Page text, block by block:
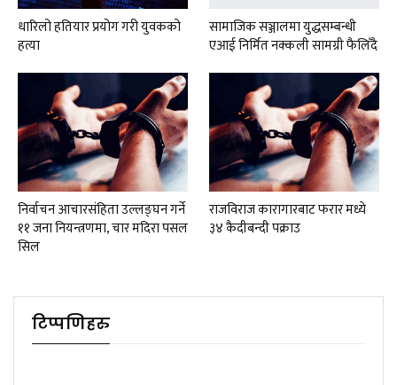
धारिलो हतियार प्रयोग गरी युवकको
हत्या
सामाजिक सञ्जालमा युद्धसम्बन्धी
एआई निर्मित नक्कली सामग्री फैलिँदै
निर्वाचन आचारसंहिता उल्लङ्घन गर्ने
११ जना नियन्त्रणमा, चार मदिरा पसल
सिल
राजविराज कारागारबाट फरार मध्ये
३४ कैदीबन्दी पक्राउ
टिप्पणिहरु